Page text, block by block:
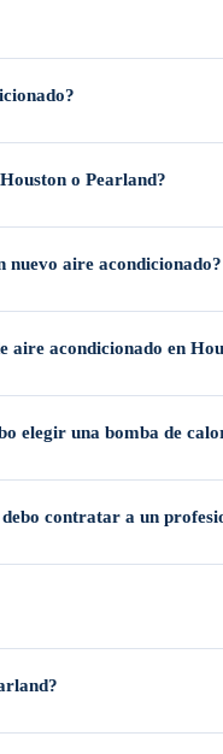
o Pearland?
nuevo aire acondicionado?
aire acondicionado en
de energía.
elegir una bomba de
los inviernos suaves y los
contratar a un
bajo voltaje quemados,
evitando pérdidas de